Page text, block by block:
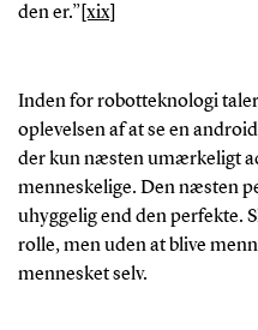
den er.” [xix]
Inden for robotteknologi
oplevelsen af at se en
der kun næsten umærkeligt
menneskelige. Den næsten
uhyggelig end den perfekte.
rolle, men uden at blive
mennesket selv.